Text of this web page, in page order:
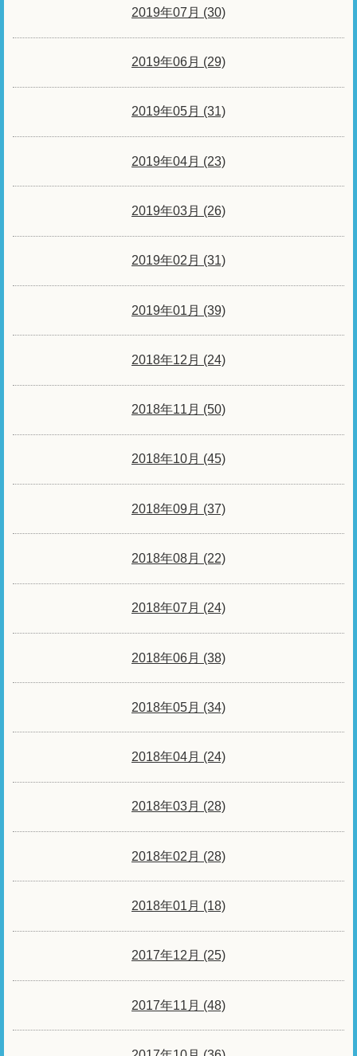
2019年07月 (30)
2019年06月 (29)
2019年05月 (31)
2019年04月 (23)
2019年03月 (26)
2019年02月 (31)
2019年01月 (39)
2018年12月 (24)
2018年11月 (50)
2018年10月 (45)
2018年09月 (37)
2018年08月 (22)
2018年07月 (24)
2018年06月 (38)
2018年05月 (34)
2018年04月 (24)
2018年03月 (28)
2018年02月 (28)
2018年01月 (18)
2017年12月 (25)
2017年11月 (48)